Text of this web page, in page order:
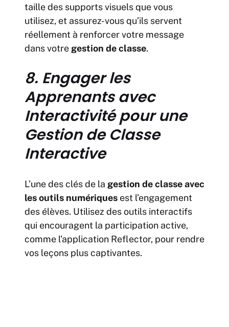
taille des supports visuels que vous
utilisez, et assurez-vous qu’ils servent
réellement à renforcer votre message
dans votre gestion de classe.
8. Engager les
Apprenants avec
Interactivité pour une
Gestion de Classe
Interactive
L’une des clés de la gestion de classe avec
les outils numériques est l’engagement
des élèves. Utilisez des outils interactifs
qui encouragent la participation active,
comme l’application Reflector, pour rendre
vos leçons plus captivantes.